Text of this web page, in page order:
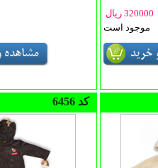
320000 ریال
موجود است
6456 کد